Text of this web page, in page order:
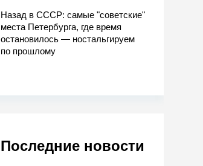
Назад в СССР: самые "советские"
места Петербурга, где время
остановилось — ностальгируем
по прошлому
Последние новости